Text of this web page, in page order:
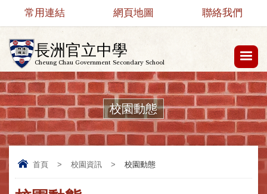
長洲官立中學
Cheung Chau Government Secondary School
常用連結 網頁地圖 聯絡我們
校園動態
首頁 > 校園資訊 > 校園動態